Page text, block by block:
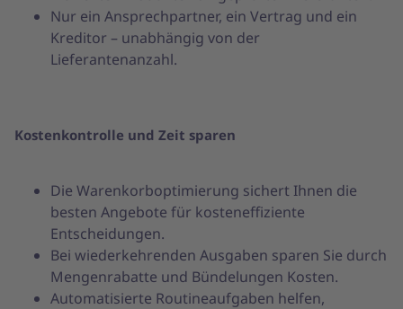
Nur ein Ansprechpartner, ein Vertrag und ein
Kreditor – unabhängig von der
Lieferantenanzahl.
Kostenkontrolle und Zeit sparen
Die Warenkorboptimierung sichert Ihnen die
besten Angebote für kosteneffiziente
Entscheidungen.
Bei wiederkehrenden Ausgaben sparen Sie durch
Mengenrabatte und Bündelungen Kosten.
Automatisierte Routineaufgaben helfen,